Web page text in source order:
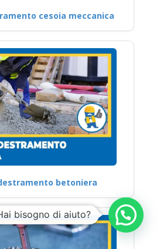
cesoia meccanica
betoniera